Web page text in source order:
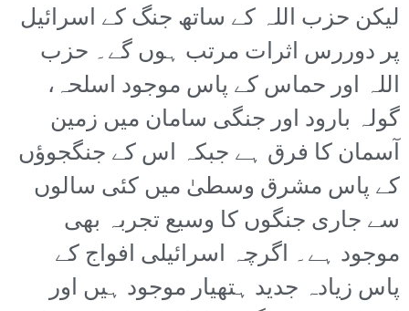
لیکن حزب اللہ کے ساتھ جنگ کے اسرائیل
پر دوررس اثرات مرتب ہوں گے۔ حزب
اللہ اور حماس کے پاس موجود اسلحہ،
گولہ بارود اور جنگی سامان میں زمین
آسمان کا فرق ہے جبکہ اس کے جنگجوؤں
کے پاس مشرق وسطیٰ میں کئی سالوں
سے جاری جنگوں کا وسیع تجربہ بھی
موجود ہے۔ اگرچہ اسرائیلی افواج کے
پاس زیادہ جدید ہتھیار موجود ہیں اور